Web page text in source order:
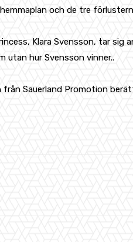
och de tre
Klara Svensson, tar
utan hur Svensson vinner..
från Sauerland Promotion